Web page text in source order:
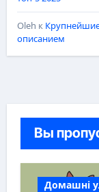
Oleh к Крупнейшие
описанием
Вы
Домашні